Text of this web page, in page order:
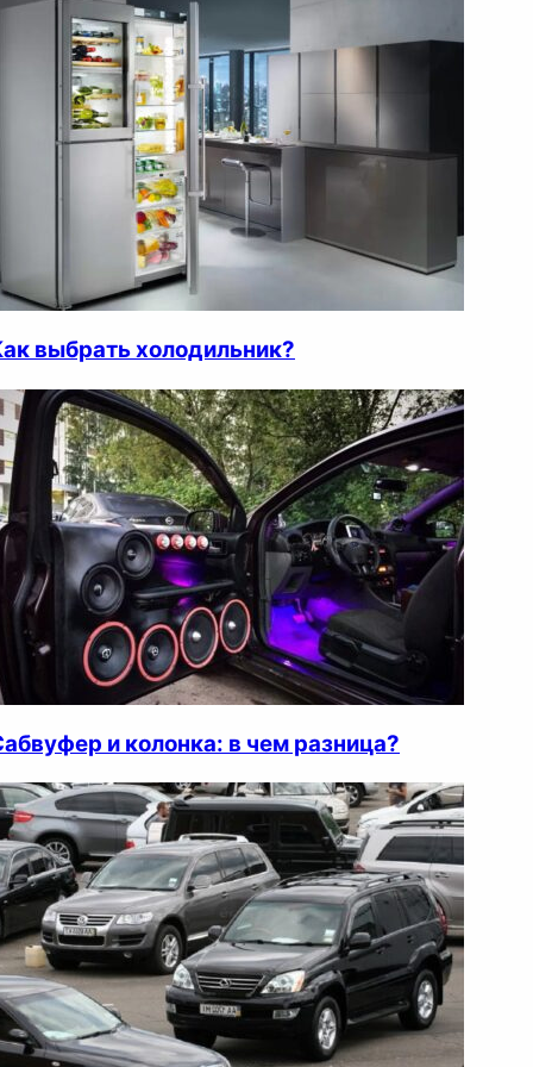
выбрать холодильник?
и колонка: в чем разница?